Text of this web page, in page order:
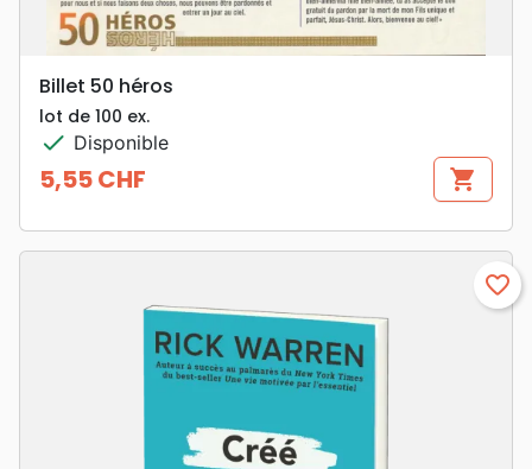
Billet 50 héros
lot de 100 ex.
check Disponible
Prix
5,55 CHF shopping_cart
favorite_border